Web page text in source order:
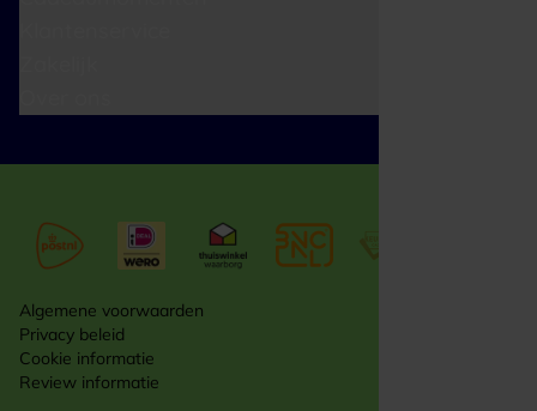
Algemene voorwaarden
Privacy beleid
Cookie informatie
Review informatie